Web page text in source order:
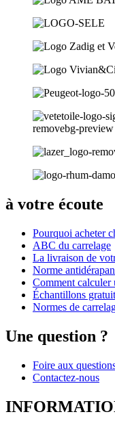
à votre écoute
Pourquoi acheter
ABC du carrelage
La livraison de
Norme
Comment calculer
Échantillons
Normes de
Une question ?
Foire aux
Contactez-nous